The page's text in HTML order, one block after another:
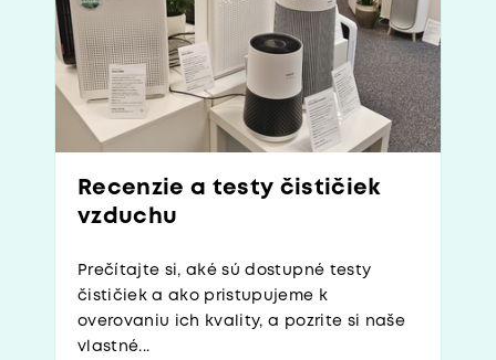
Recenzie a testy čističiek
vzduchu
Prečítajte si, aké sú dostupné testy
čističiek a ako pristupujeme k
overovaniu ich kvality, a pozrite si naše
vlastné...